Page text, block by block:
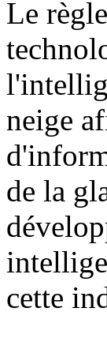
Le
neige
de la
cette